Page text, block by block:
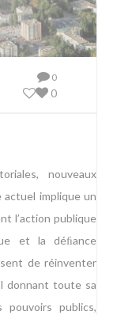
0
0
riales, nouveaux
implique un
l’action publique
et la déﬁance
de réinventer
donnanttoute sa
publics,